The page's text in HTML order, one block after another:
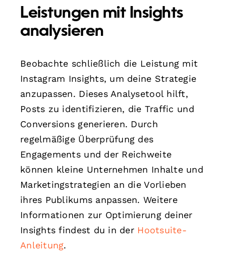
Leistungen mit Insights
analysieren
Beobachte schließlich die Leistung mit
Instagram Insights, um deine Strategie
anzupassen. Dieses Analysetool hilft,
Posts zu identifizieren, die Traffic und
Conversions generieren. Durch
regelmäßige Überprüfung des
Engagements und der Reichweite
können kleine Unternehmen Inhalte und
Marketingstrategien an die Vorlieben
ihres Publikums anpassen. Weitere
Informationen zur Optimierung deiner
Insights findest du in der Hootsuite-
Anleitung.